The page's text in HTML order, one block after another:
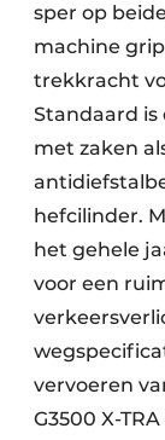
sper op
machine
trekkracht
Standaard is
met zaken
hefcilinder.
het gehele
voor een
vervoeren
G3500 X-